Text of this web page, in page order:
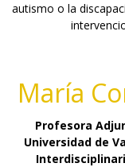
autismo o la
María
Profesora
Universidad de